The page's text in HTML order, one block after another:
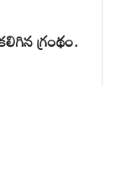
గ్రంథం.